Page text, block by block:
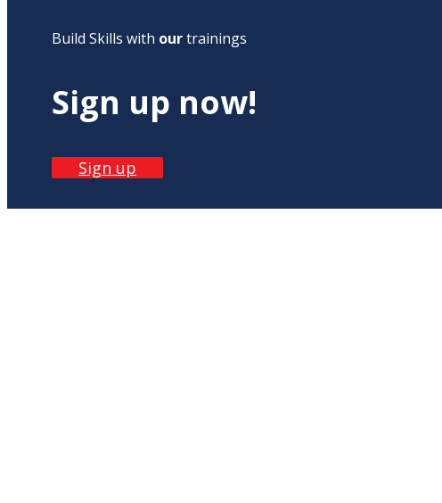
Build Skills with ourtrainings
Sign up now!
Sign up